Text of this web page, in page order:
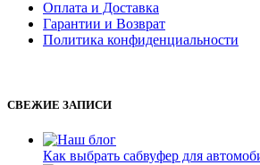
Оплата и Доставка
Гарантии и Возврат
Политика конфиденциальности
СВЕЖИЕ ЗАПИСИ
Как выбрать сабвуфер для